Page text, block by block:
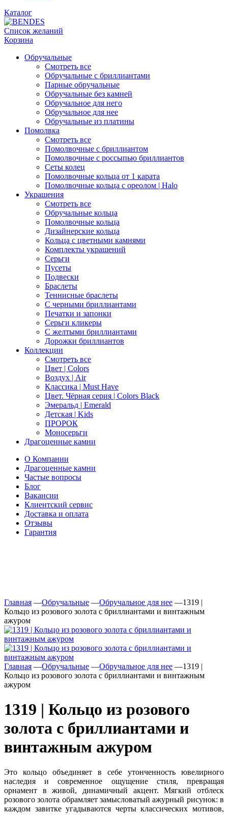
Каталог
Список желаний
Корзина
Обручальные
Смотреть все
Обручальные с бриллиантами
Парные обручальные
Обручальные без камней
Обручальное для него
Обручальное для нее
Обручальные из платины
Помолвка
Смотреть все
Помолвочные с бриллиантом
Помолвочные с россыпью бриллиантов
Сеты колец
Помолвочные кольца от 1 карата
Помолвочные кольца с ореолом | Halo
Украшения
Смотреть все
Обручальные кольца
Помолвочные кольца
Дизайнерские кольца
Кольца с цветными камнями
Комплекты украшений
Серьги
Пусеты
Подвески
Браслеты
Теннисные браслеты
C черными бриллиантами
Печатки и запонки
Серьги кликеры
С желтыми бриллиантами
Дорожки бриллиантов
Коллекции
Смотреть все
Цвет | Colors
Воздух | Air
Классика | Must Have
Цвет. Чёрная серия | Colors Black
Эмеральд | Emerald
Детская | Kids
ПРОРОК
Моносерьги
Драгоценные камни
О Компании
Драгоценные камни
Частые вопросы
Блог
Вакансии
Клиентский сервис
Доставка и оплата
Отзывы
Гарантия
Главная —Обручальные —Обручальное для нее —1319 |
Кольцо из розового золота с бриллиантами и винтажным
ажуром
Главная —Обручальные —Обручальное для нее —1319 |
Кольцо из розового золота с бриллиантами и винтажным
ажуром
1319 | Кольцо из розового
золота с бриллиантами и
винтажным ажуром
Это кольцо объединяет в себе утонченность ювелирного
наследия и современное ощущение стиля, превращая
орнамент в живой, динамичный акцент. Мягкий отблеск
розового золота обрамляет замысловатый ажурный рисунок: в
каждом завитке угадываются черты классических мотивов,